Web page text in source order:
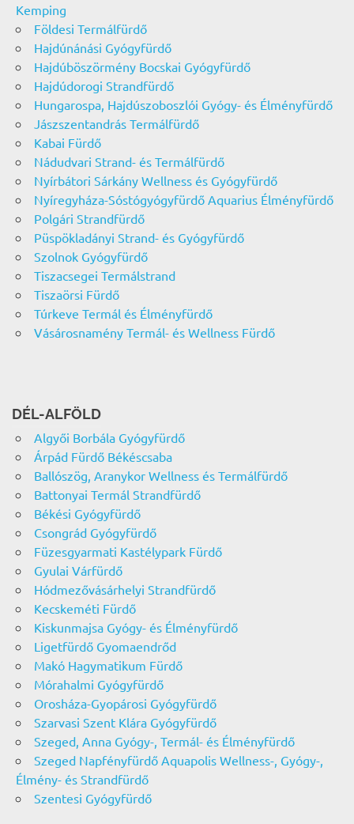
Kemping
Földesi Termálfürdő
Hajdúnánási Gyógyfürdő
Hajdúböszörmény Bocskai Gyógyfürdő
Hajdúdorogi Strandfürdő
Hungarospa, Hajdúszoboszlói Gyógy- és Élményfürdő
Jászszentandrás Termálfürdő
Kabai Fürdő
Nádudvari Strand- és Termálfürdő
Nyírbátori Sárkány Wellness és Gyógyfürdő
Nyíregyháza-Sóstógyógyfürdő Aquarius Élményfürdő
Polgári Strandfürdő
Püspökladányi Strand- és Gyógyfürdő
Szolnok Gyógyfürdő
Tiszacsegei Termálstrand
Tiszaörsi Fürdő
Túrkeve Termál és Élményfürdő
Vásárosnamény Termál- és Wellness Fürdő
DÉL-ALFÖLD
Algyői Borbála Gyógyfürdő
Árpád Fürdő Békéscsaba
Ballószög, Aranykor Wellness és Termálfürdő
Battonyai Termál Strandfürdő
Békési Gyógyfürdő
Csongrád Gyógyfürdő
Füzesgyarmati Kastélypark Fürdő
Gyulai Várfürdő
Hódmezővásárhelyi Strandfürdő
Kecskeméti Fürdő
Kiskunmajsa Gyógy- és Élményfürdő
Ligetfürdő Gyomaendrőd
Makó Hagymatikum Fürdő
Mórahalmi Gyógyfürdő
Orosháza-Gyopárosi Gyógyfürdő
Szarvasi Szent Klára Gyógyfürdő
Szeged, Anna Gyógy-, Termál- és Élményfürdő
Szeged Napfényfürdő Aquapolis Wellness-, Gyógy-,
Élmény- és Strandfürdő
Szentesi Gyógyfürdő